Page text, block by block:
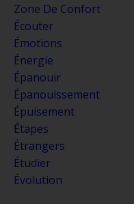
Zone De Confort
Écouter
Émotions
Énergie
Épanouir
Épanouissement
Épuisement
Étapes
Étrangers
Étudier
Évolution